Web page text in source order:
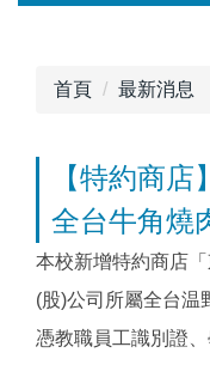
首頁 最新消息
【特約商
全台牛角燒
本校新增特約商店
(股)公司所屬全台温
憑教職員工識別證